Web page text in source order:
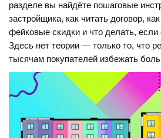
разделе вы найдёте пошаговые
застройщика, как читать договор,
фейковые скидки и что делать, если
Здесь нет теории — только то, что
тысячам покупателей избежать